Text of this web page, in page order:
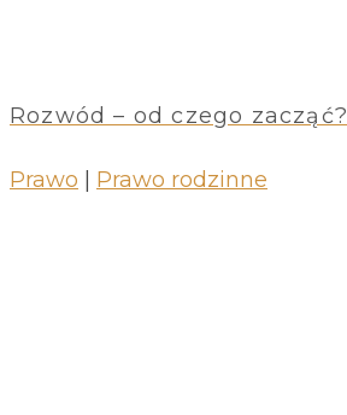
Rozwód – od czego zacząć?
Prawo Prawo rodzinne